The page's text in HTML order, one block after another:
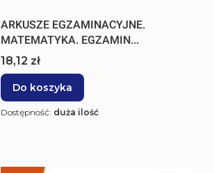
ARKUSZE EGZAMINACYJNE.
MATEMATYKA. EGZAMIN...
Cena
18,12 zł
Do koszyka
Dostępność: duża ilość